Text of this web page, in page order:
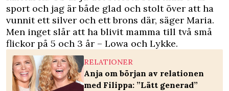
sport och jag är både glad och stolt över att ha
vunnit ett silver och ett brons där, säger Maria.
Men inget slår att ha blivit mamma till två små
flickor på 5 och 3 år – Lowa och Lykke.
RELATIONER
Anja om början av relationen
med Filippa: ”Lätt generad”